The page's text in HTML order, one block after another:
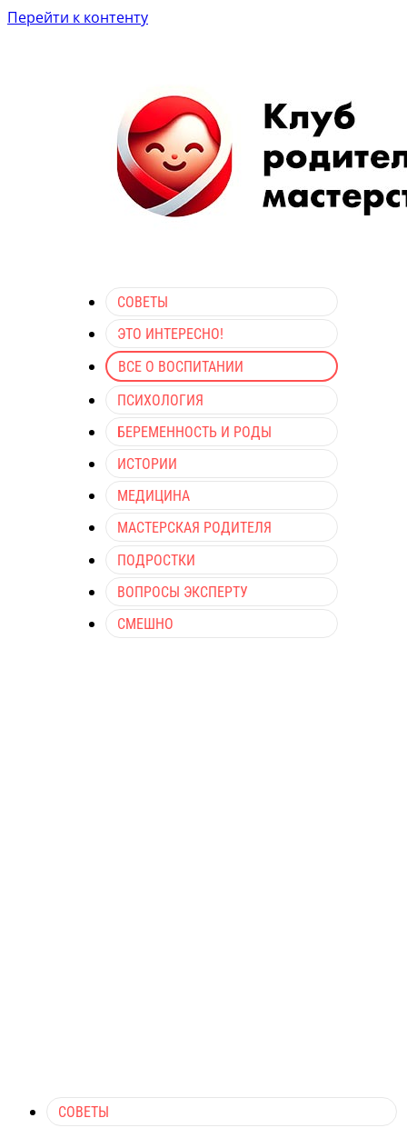
Перейти к контенту
СОВЕТЫ
ЭТО ИНТЕРЕСНО!
ВСЕ О ВОСПИТАНИИ
ПСИХОЛОГИЯ
БЕРЕМЕННОСТЬ И РОДЫ
ИСТОРИИ
МЕДИЦИНА
МАСТЕРСКАЯ РОДИТЕЛЯ
ПОДРОСТКИ
ВОПРОСЫ ЭКСПЕРТУ
СМЕШНО
СОВЕТЫ